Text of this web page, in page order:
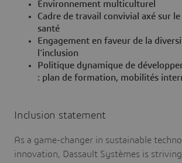
Environnement multiculturel
Cadre de travail convivial axé sur
santé
Engagement en faveur de la
l’inclusion
Politique dynamique de
: plan de formation, mobilités
Inclusion statement
As a game-changer in sustainable
innovation, Dassault Systèmes is